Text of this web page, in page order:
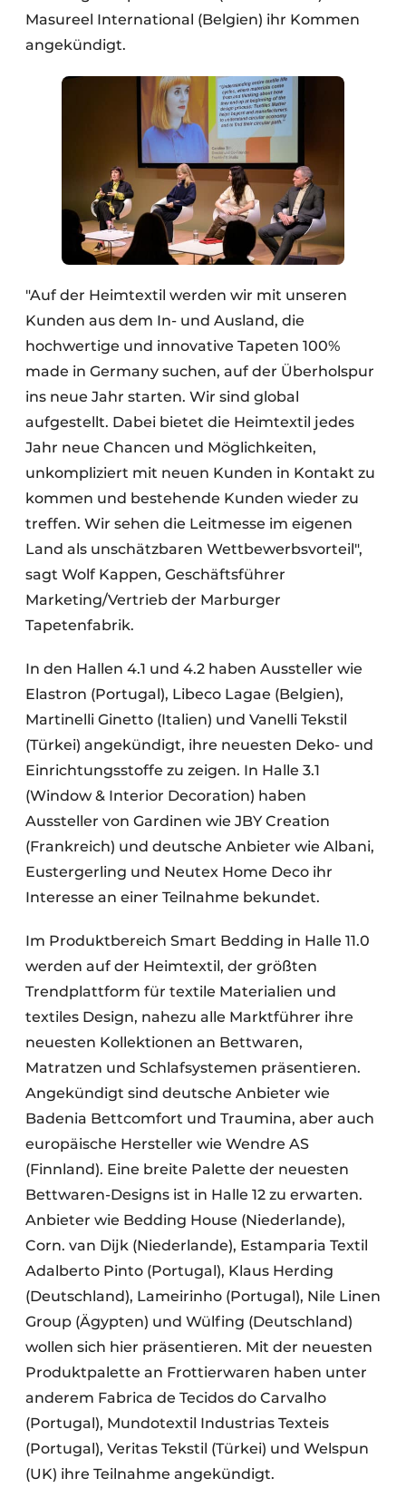
Masureel International (Belgien) ihr Kommen
angekündigt.
"Auf der Heimtextil werden wir mit unseren
Kunden aus dem In- und Ausland, die
hochwertige und innovative Tapeten 100%
made in Germany suchen, auf der Überholspur
ins neue Jahr starten. Wir sind global
aufgestellt. Dabei bietet die Heimtextil jedes
Jahr neue Chancen und Möglichkeiten,
unkompliziert mit neuen Kunden in Kontakt zu
kommen und bestehende Kunden wieder zu
treffen. Wir sehen die Leitmesse im eigenen
Land als unschätzbaren Wettbewerbsvorteil",
sagt Wolf Kappen, Geschäftsführer
Marketing/Vertrieb der Marburger
Tapetenfabrik.
In den Hallen 4.1 und 4.2 haben Aussteller wie
Elastron (Portugal), Libeco Lagae (Belgien),
Martinelli Ginetto (Italien) und Vanelli Tekstil
(Türkei) angekündigt, ihre neuesten Deko- und
Einrichtungsstoffe zu zeigen. In Halle 3.1
(Window & Interior Decoration) haben
Aussteller von Gardinen wie JBY Creation
(Frankreich) und deutsche Anbieter wie Albani,
Eustergerling und Neutex Home Deco ihr
Interesse an einer Teilnahme bekundet.
Im Produktbereich Smart Bedding in Halle 11.0
werden auf der Heimtextil, der größten
Trendplattform für textile Materialien und
textiles Design, nahezu alle Marktführer ihre
neuesten Kollektionen an Bettwaren,
Matratzen und Schlafsystemen präsentieren.
Angekündigt sind deutsche Anbieter wie
Badenia Bettcomfort und Traumina, aber auch
europäische Hersteller wie Wendre AS
(Finnland). Eine breite Palette der neuesten
Bettwaren-Designs ist in Halle 12 zu erwarten.
Anbieter wie Bedding House (Niederlande),
Corn. van Dijk (Niederlande), Estamparia Textil
Adalberto Pinto (Portugal), Klaus Herding
(Deutschland), Lameirinho (Portugal), Nile Linen
Group (Ägypten) und Wülfing (Deutschland)
wollen sich hier präsentieren. Mit der neuesten
Produktpalette an Frottierwaren haben unter
anderem Fabrica de Tecidos do Carvalho
(Portugal), Mundotextil Industrias Texteis
(Portugal), Veritas Tekstil (Türkei) und Welspun
(UK) ihre Teilnahme angekündigt.